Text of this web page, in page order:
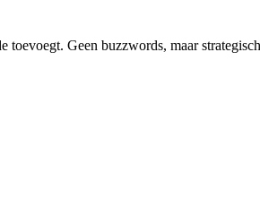
Geen buzzwords, maar